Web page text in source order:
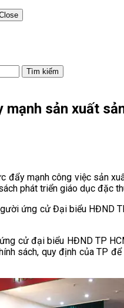
Tìm kiếm
mạnh sản xuất
đẩy mạnh công việc sản
phát triển giáo dục đặc
ứng cử Đại biểu HĐND
cử đại biểu HĐND TP
sách, quy định của TP